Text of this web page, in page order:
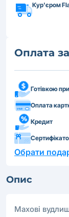
Кур'єром
Оплата
Готівкою
Оплата
Кредит
Обрати
Опис
Махові